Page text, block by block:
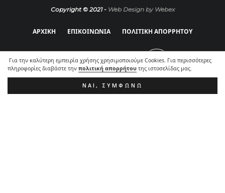
Για την καλύτερη εμπειρία χρήσης χρησιμοποιούμε Cookies. Για περισσότερες
πληροφορίες διαβάστε την πολιτική απορρήτου της ιστοσελίδας μας.
ΝΑΙ, ΣΥΜΦΩΝΏ
Copyright © 2021 - Web Design by Webex
ΑΡΧΙΚΗ ΕΠΙΚΟΙΝΩΝΙΑ ΠΟΛΙΤΙΚΗ ΑΠΟΡΡΗΤΟΥ